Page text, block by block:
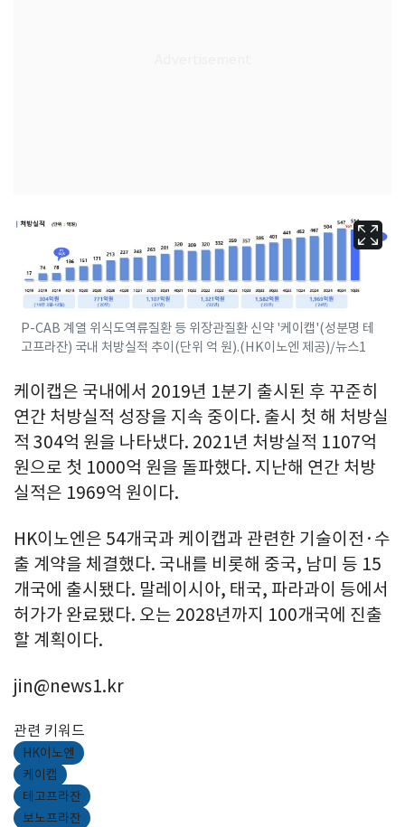
P-CAB 계열 위식도역류질환 등 위장관질환 신약 '케이캡'(성분명 테
고프라잔) 국내 처방실적 추이(단위 억 원).(HK이노엔 제공)/뉴스1
케이캡은 국내에서 2019년 1분기 출시된 후 꾸준히
연간 처방실적 성장을 지속 중이다. 출시 첫 해 처방실
적 304억 원을 나타냈다. 2021년 처방실적 1107억
원으로 첫 1000억 원을 돌파했다. 지난해 연간 처방
실적은 1969억 원이다.
HK이노엔은 54개국과 케이캡과 관련한 기술이전·수
출 계약을 체결했다. 국내를 비롯해 중국, 남미 등 15
개국에 출시됐다. 말레이시아, 태국, 파라과이 등에서
허가가 완료됐다. 오는 2028년까지 100개국에 진출
할 계획이다.
jin@news1.kr
관련 키워드
HK이노엔
케이캡
테고프라잔
보노프라잔